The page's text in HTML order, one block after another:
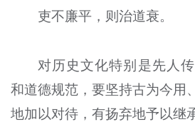
吏不廉平，则治道衰。
对历史文化特别是先人
和道德规范，要坚持古为今用
地加以对待，有扬弃地予以继